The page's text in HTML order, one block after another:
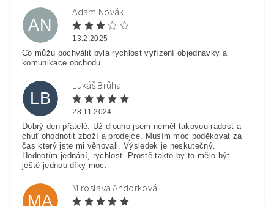
AN
Adam Novák
13.2.2025
Co můžu pochválit byla rychlost vyřízení objednávky a
komunikace obchodu.
LB
Lukáš Brůha
28.11.2024
Dobrý den přátelé. Už dlouho jsem neměl takovou radost a
chuť ohodnotit zboží a prodejce. Musím moc poděkovat za
čas který jste mi věnovali. Výsledek je neskutečný.
Hodnotím jednání, rychlost. Prostě takto by to mělo být....
ještě jednou díky moc.
MA
Miroslava Andorková